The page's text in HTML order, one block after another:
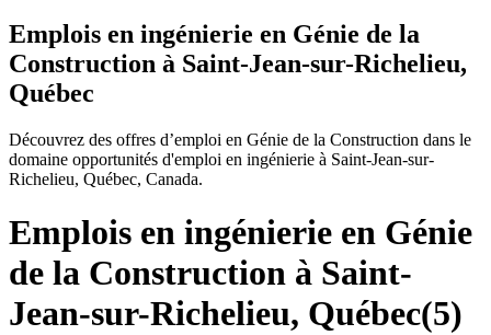
Emplois en ingénierie en Génie de la
Construction à Saint-Jean-sur-Richelieu,
Québec
Découvrez des offres d’emploi en Génie de la Construction dans le
domaine opportunités d'emploi en ingénierie à Saint-Jean-sur-
Richelieu, Québec, Canada.
Emplois en ingénierie en Génie
de la Construction à Saint-
Jean-sur-Richelieu, Québec(5)